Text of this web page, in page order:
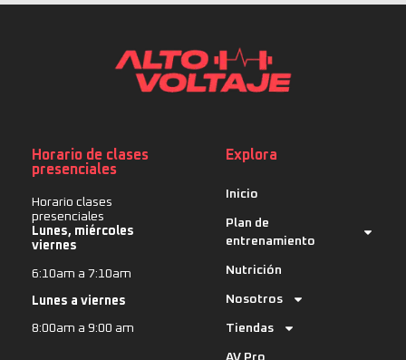
Horario de clases
presenciales
Horario clases
presenciales
Lunes, miércoles
viernes
6:10am a 7:10am
Lunes a viernes
8:00am a 9:00 am
Explora
Inicio
Plan de
entrenamiento
Nutrición
Nosotros
Tiendas